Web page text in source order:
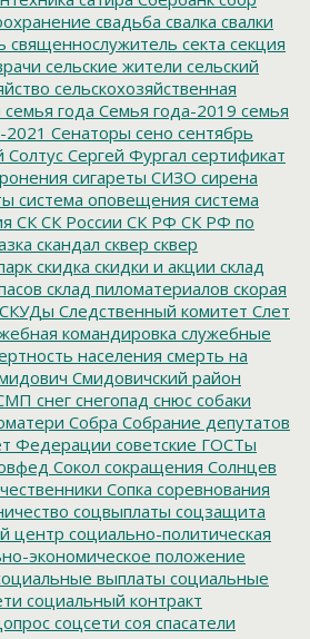
свадьба свалка свалки
священнослужитель секта секция
сельские жители сельский
сельскохозяйственная
семья года Семья года-2019 семья
2021 Сенаторы сено сентябрь
СолтусСергей Фургал сертификат
сигареты СИЗО сирена
система оповещения система
СК СК России СК РФ СК РФ по
скандал сквер сквер
скидка скидки и акции склад
склад пиломатериалов скорая
СКУДы Следственный комитет Слет
командировка служебные
населения смерть на
Смидовичский район
снег снегопад снюс собаки
Собра Собрание депутатов
Федерации советские ГОСТы
Сокол сокращения Солнцев
Сопка соревнования
соцвыплаты соцзащита
центр социально-политическая
экономическое положение
выплаты социальные
социальный контракт
соцсети соя спасатели